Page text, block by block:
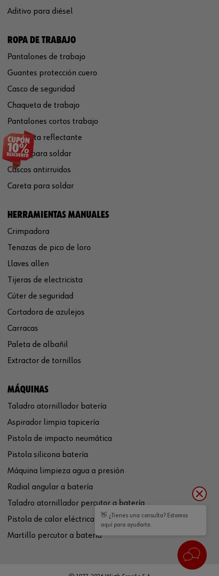
Aditivo para diésel
ROPA DE TRABAJO
Pantalones de trabajo
Guantes protección cuero
Casco de seguridad
Chaqueta de trabajo
Pantalones cortos trabajo
Chaqueta reflectante
Gafas para soldar
Cascos antirruidos
Careta para soldar
HERRAMIENTAS MANUALES
Crimpadora
Tenazas de pico de loro
Llaves allen
Tijeras de electricista
Cúter de seguridad
Cortadora de azulejos
Carracas
Paleta de albañil
Extractor de tornillos
MÁQUINAS
Taladro atornillador batería
Aspirador limpia tapicería
Pistola de impacto neumática
Pistola silicona batería
Máquina limpieza agua a presión
Radial angular a batería
Taladro atornillador percutor a batería
Pistola de calor eléctrica
Martillo percutor a batería
👋 ¿Tienes una consulta? Estamos
aquí para ayudarte.